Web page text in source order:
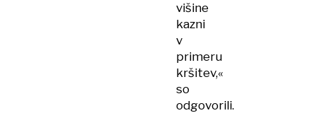
višine
kazni
v
primeru
kršitev,«
so
odgovorili.